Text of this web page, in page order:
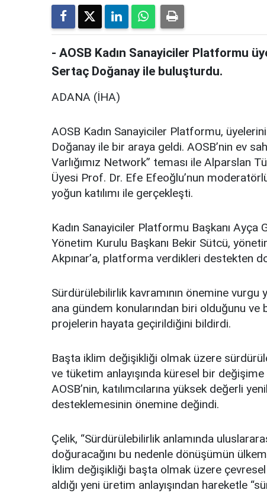
- AOSB Kadın Sanayiciler Platformu
Sertaç Doğanay ile buluşturdu.
ADANA (İHA)
AOSB Kadın Sanayiciler Platformu,
Doğanay ile bir araya geldi. AOSB’nin ev
Varlığımız Network” teması ile Alparslan
Üyesi Prof. Dr. Efe Efeoğlu’nun
yoğun katılımı ile gerçekleşti.
Kadın Sanayiciler Platformu Başkanı Ayça
Yönetim Kurulu Başkanı Bekir Sütcü,
Akpınar’a, platforma verdikleri destekten
Sürdürülebilirlik kavramının önemine vurgu
ana gündem konularından biri olduğunu
projelerin hayata geçirildiğini bildirdi.
Başta iklim değişikliği olmak üzere
ve tüketim anlayışında küresel bir
AOSB’nin, katılımcılarına yüksek değerli
desteklemesinin önemine değindi.
Çelik, “Sürdürülebilirlik anlamında
doğuracağını bu nedenle dönüşümün
İklim değişikliği başta olmak üzere
aldığı yeni üretim anlayışından hareketle